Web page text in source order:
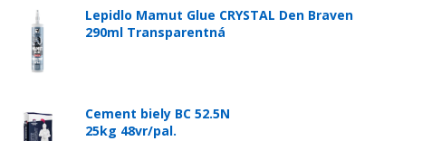
Lepidlo Mamut Glue CRYSTAL Den Braven
290ml Transparentná
Cement biely BC 52.5N
25kg 48vr/pal.